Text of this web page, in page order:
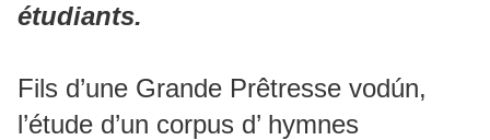
étudiants.
Fils d’une Grande Prêtresse vodún,
l’étude d’un corpus d’ hymnes